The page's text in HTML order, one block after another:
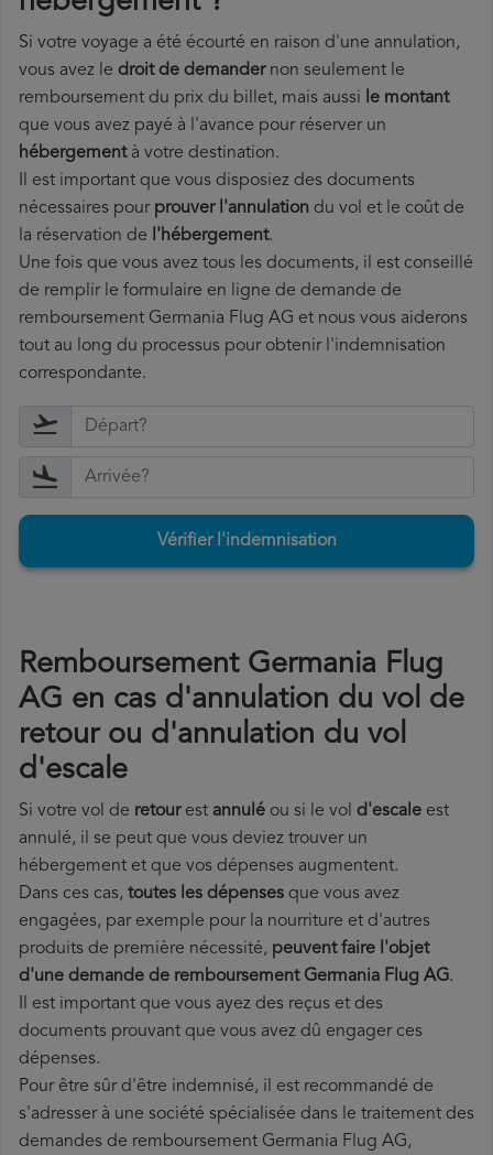
Si votre voyage a été écourté en raison d'une annulation,
vous avez le droit de demandernon seulement le
remboursement du prix du billet, mais aussi le montant
que vous avez payé à l'avance pour réserver un
hébergementà votre destination.
Il est important que vous disposiez des documents
nécessaires pour prouver l'annulation du vol et le coût de
la réservation de l'hébergement.
Une fois que vous avez tous les documents, il est conseillé
de remplir le formulaire en ligne de demande de
remboursement Germania Flug AG et nous vous aiderons
tout au long du processus pour obtenir l'indemnisation
correspondante.
Vérifier l'indemnisation
Remboursement Germania Flug
AG en cas d'annulation du vol de
retour ou d'annulation du vol
d'escale
Si votre vol de retourest annulé ou si le vol d'escale est
annulé, il se peut que vous deviez trouver un
hébergement et que vos dépenses augmentent.
Dans ces cas, toutes les dépenses que vous avez
engagées, par exemple pour la nourriture et d'autres
produits de première nécessité, peuvent faire l'objet
d'une demande de remboursement Germania Flug AG.
Il est important que vous ayez des reçus et des
documents prouvant que vous avez dû engager ces
dépenses.
Pour être sûr d'être indemnisé, il est recommandé de
s'adresser à une société spécialisée dans le traitement des
demandes de remboursement Germania Flug AG,